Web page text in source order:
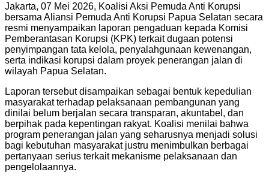
Jakarta, 07 Mei 2026, Koalisi Aksi Pemuda Anti Korupsi
bersama Aliansi Pemuda Anti Korupsi Papua Selatan secara
resmi menyampaikan laporan pengaduan kepada Komisi
Pemberantasan Korupsi (KPK) terkait dugaan potensi
penyimpangan tata kelola, penyalahgunaan kewenangan,
serta indikasi korupsi dalam proyek penerangan jalan di
wilayah Papua Selatan.
Laporan tersebut disampaikan sebagai bentuk kepedulian
masyarakat terhadap pelaksanaan pembangunan yang
dinilai belum berjalan secara transparan, akuntabel, dan
berpihak pada kepentingan rakyat. Koalisi menilai bahwa
program penerangan jalan yang seharusnya menjadi solusi
bagi kebutuhan masyarakat justru menimbulkan berbagai
pertanyaan serius terkait mekanisme pelaksanaan dan
pengelolaannya.